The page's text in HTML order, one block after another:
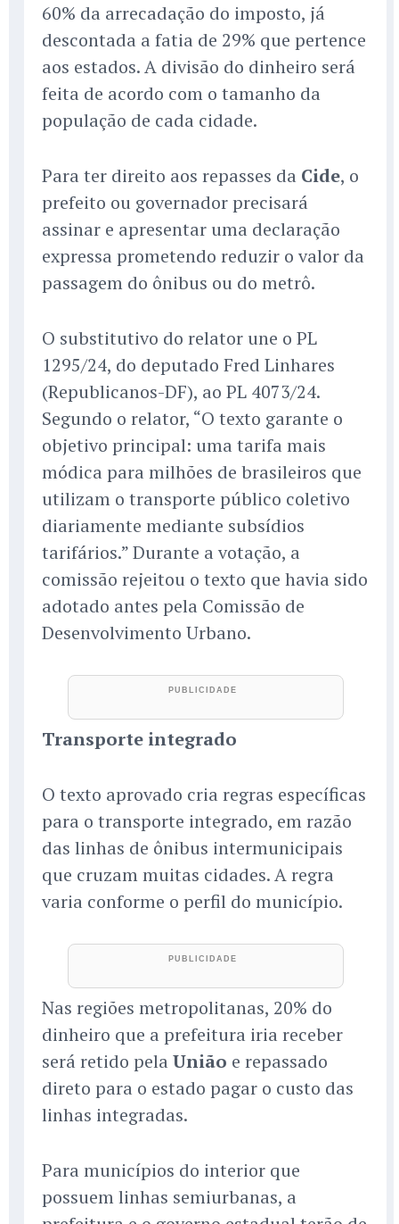
60% da arrecadação do imposto, já
descontada a fatia de 29% que pertence
aos estados. A divisão do dinheiro será
feita de acordo com o tamanho da
população de cada cidade.
Para ter direito aos repasses da Cide, o
prefeito ou governador precisará
assinar e apresentar uma declaração
expressa prometendo reduzir o valor da
passagem do ônibus ou do metrô.
O substitutivo do relator une o PL
1295/24, do deputado Fred Linhares
(Republicanos-DF), ao PL 4073/24.
Segundo o relator, “O texto garante o
objetivo principal: uma tarifa mais
módica para milhões de brasileiros que
utilizam o transporte público coletivo
diariamente mediante subsídios
tarifários.” Durante a votação, a
comissão rejeitou o texto que havia sido
adotado antes pela Comissão de
Desenvolvimento Urbano.
Transporte integrado
O texto aprovado cria regras específicas
para o transporte integrado, em razão
das linhas de ônibus intermunicipais
que cruzam muitas cidades. A regra
varia conforme o perfil do município.
Nas regiões metropolitanas, 20% do
dinheiro que a prefeitura iria receber
será retido pela União e repassado
direto para o estado pagar o custo das
linhas integradas.
Para municípios do interior que
possuem linhas semiurbanas, a